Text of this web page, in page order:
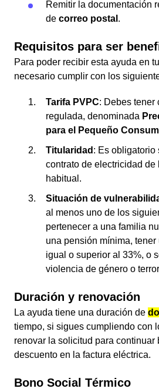
Remitir la documentación
de correo postal .
Requisitos para ser
Para poder recibir esta ayuda en
necesario cumplir con los
Tarifa PVPC: Debes tener
regulada, denominada
para el Pequeño
Titularidad : Es obligatorio
contrato de electricidad de
habitual.
Situación de
al menos uno de los
pertenecer a una familia
una pensión mínima,
igual o superior al 33%, o
violencia de género o
Duración y renovación
La ayuda tiene una duración de
tiempo, si sigues cumpliendo con
renovar la solicitud para continuar
descuento en la factura eléctrica.
Bono Social Térmico